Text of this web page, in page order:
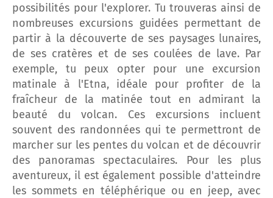
possibilités pour l'explorer. Tu trouveras ainsi de
nombreuses excursions guidées permettant de
partir à la découverte de ses paysages lunaires,
de ses cratères et de ses coulées de lave. Par
exemple, tu peux opter pour une excursion
matinale à l'Etna, idéale pour profiter de la
fraîcheur de la matinée tout en admirant la
beauté du volcan. Ces excursions incluent
souvent des randonnées qui te permettront de
marcher sur les pentes du volcan et de découvrir
des panoramas spectaculaires. Pour les plus
aventureux, il est également possible d'atteindre
les sommets en téléphérique ou en jeep, avec